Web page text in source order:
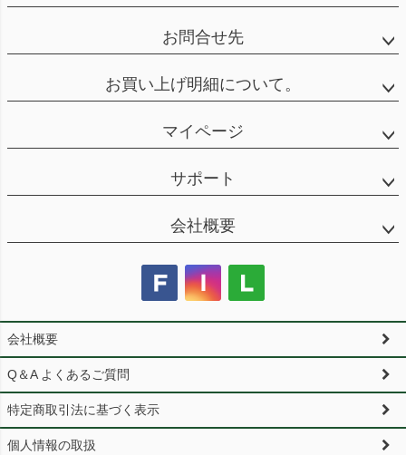
お問合せ先
お買い上げ明細について。
マイページ
サポート
会社概要
会社概要
Q＆A よくあるご質問
特定商取引法に基づく表示
個人情報の取扱